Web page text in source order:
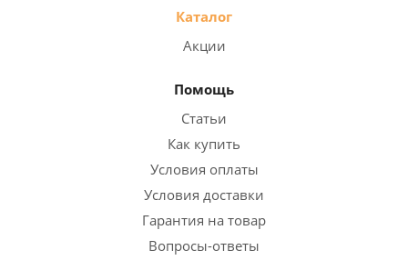
Каталог
Акции
Помощь
Статьи
Как купить
Условия оплаты
Условия доставки
Гарантия на товар
Вопросы-ответы